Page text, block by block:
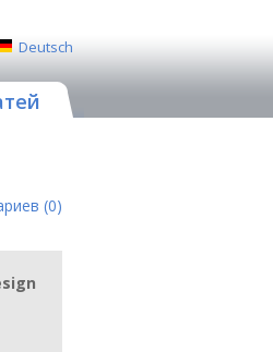
Deutsch
(0)